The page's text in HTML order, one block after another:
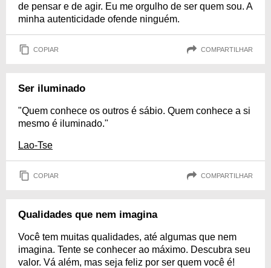
de pensar e de agir. Eu me orgulho de ser quem sou. A
minha autenticidade ofende ninguém.
COPIAR COMPARTILHAR
Ser iluminado
"Quem conhece os outros é sábio. Quem conhece a si
mesmo é iluminado."
Lao-Tse
COPIAR COMPARTILHAR
Qualidades que nem imagina
Você tem muitas qualidades, até algumas que nem
imagina. Tente se conhecer ao máximo. Descubra seu
valor. Vá além, mas seja feliz por ser quem você é!